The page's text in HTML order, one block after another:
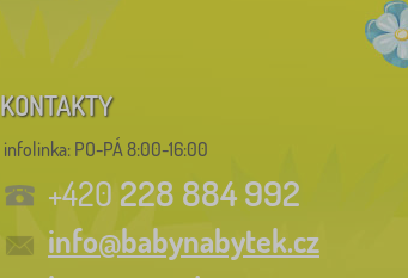
KONTAKTY
infolinka: PO-PÁ 8:00-16:00
+420 228 884 992
info@babynabytek.cz